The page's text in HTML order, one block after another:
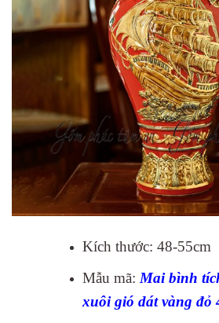
Kích thước: 48-55cm
Mẫu mã: Mai bình
xuôi gió dát vàng đỏ